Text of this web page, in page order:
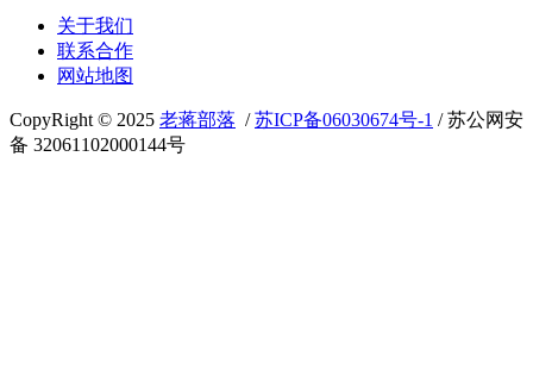
关于我们
联系合作
网站地图
CopyRight © 2025 老蒋部落 /苏ICP备06030674号-1 / 苏公网安
备 32061102000144号